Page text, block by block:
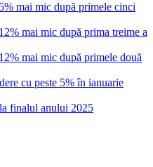
mai mic după primele cinci
mai mic după prima treime a
mai mic după primele două
cu peste 5% în ianuarie
finalul anului 2025